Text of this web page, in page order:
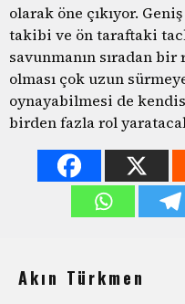
olarak öne çıkıyor.
takibi ve ön taraftaki
savunmanın sıradan bir
olması çok uzun
oynayabilmesi de
birden fazla rol
Akın Türkmen